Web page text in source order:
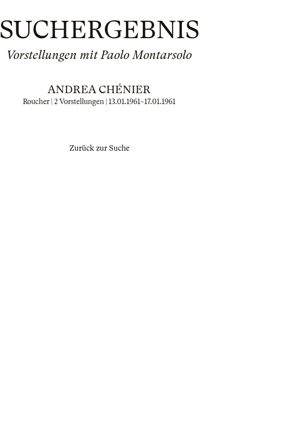
SUCHERGEBNIS
Vorstellungen mit Paolo Montarsolo
ANDREA CHÉNIER
Roucher | 2 Vorstellungen | 13.01.1961–17.01.1961
Zurück zur Suche